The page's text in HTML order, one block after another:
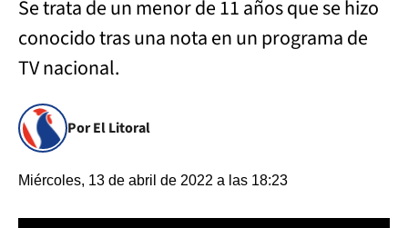
Se trata de un menor de 11 años que se hizo
conocido tras una nota en un programa de
TV nacional.
Por El Litoral
Miércoles, 13 de abril de 2022 a las 18:23